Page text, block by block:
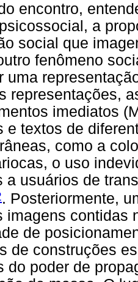
encontro,
a
social que
fenômeno
uma
representações,
imediatos
e textos de
como a
o uso
a usuários de
. Posteriormente,
imagens contidas
de
de construções
do poder de